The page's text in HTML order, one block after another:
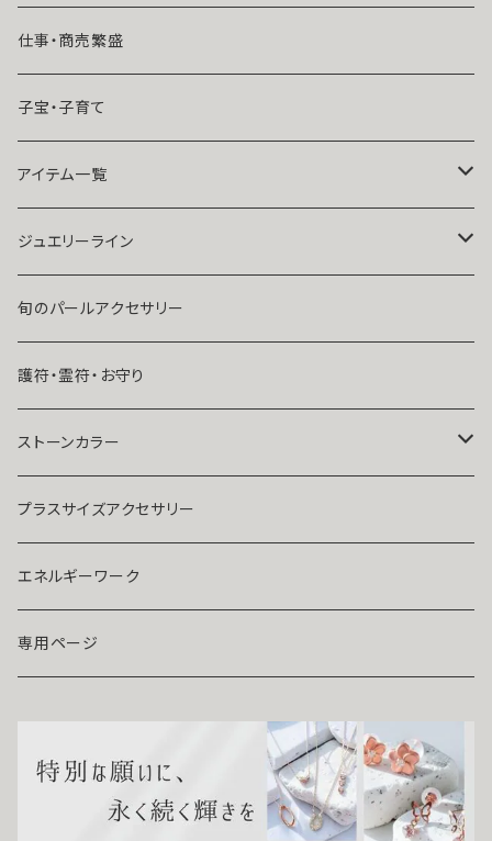
魔術師N.Kelly
魔術師Sara Serendipity
祈祷師澪央
ユタ玉城陽
マンネリ気味の恋
遠距離
復縁したい・取り戻したい愛情
人に言えない関係
出会いが欲しい
結婚したい
人気運・モテる
仕事・商売繁盛
子宝・子育て
アイテム一覧
ネックレス
ブレスレット・アンクレット
リング
イヤリング・ピアス
ストラップ・キーホルダー
マスクピアス
ブローチ
開運アイテム
ジュエリーライン
Ｋ１０
K１４
Ｋ１８
プラチナ
ダイヤモンド
モアサナイト
パール
旬のパールアクセサリー
護符・霊符・お守り
ストーンカラー
クリア
ブルー
レッド
ピンク
プラスサイズアクセサリー
エネルギーワーク
専用ページ